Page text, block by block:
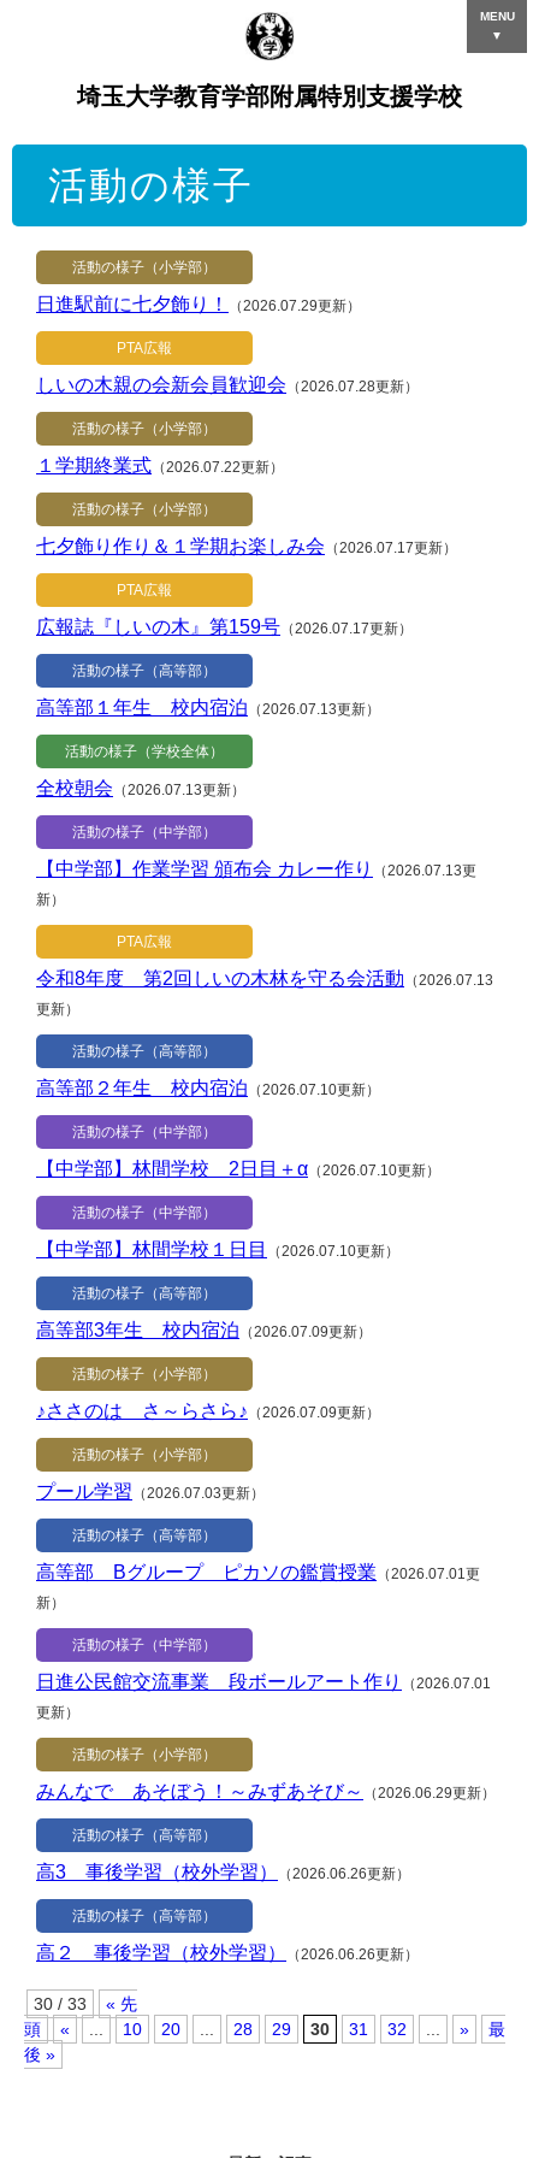
埼玉大学教育学部附属特別支援学校
MENU
▼
活動の様子
活動の様子（小学部）
日進駅前に七夕飾り！ （2026.07.29更新）
PTA広報
しいの木親の会新会員歓迎会 （2026.07.28更新）
活動の様子（小学部）
１学期終業式 （2026.07.22更新）
活動の様子（小学部）
七夕飾り作り＆１学期お楽しみ会 （2026.07.17更新）
PTA広報
広報誌『しいの木』第159号 （2026.07.17更新）
活動の様子（高等部）
高等部１年生 校内宿泊 （2026.07.13更新）
活動の様子（学校全体）
全校朝会 （2026.07.13更新）
活動の様子（中学部）
【中学部】作業学習 頒布会 カレー作り
（2026.07.13更
新）
PTA広報
令和8年度 第2回しいの木林を守る会活動 （2026.07.13
更新）
活動の様子（高等部）
高等部２年生 校内宿泊 （2026.07.10更新）
活動の様子（中学部）
【中学部】林間学校 2日目＋α （2026.07.10更新）
活動の様子（中学部）
【中学部】林間学校１日目 （2026.07.10更新）
活動の様子（高等部）
高等部3年生 校内宿泊 （2026.07.09更新）
活動の様子（小学部）
♪ささのは さ～らさら♪ （2026.07.09更新）
活動の様子（小学部）
プール学習 （2026.07.03更新）
活動の様子（高等部）
高等部 Bグループ ピカソの鑑賞授業 （2026.07.01更
新）
活動の様子（中学部）
日進公民館交流事業 段ボールアート作り
（2026.07.01
更新）
活動の様子（小学部）
みんなで あそぼう！～みずあそび～ （2026.06.29更新）
活動の様子（高等部）
高3 事後学習（校外学習） （2026.06.26更新）
活動の様子（高等部）
高２ 事後学習（校外学習） （2026.06.26更新）
30 / 33
« 先
頭
« 10 20 28 29 30 31 32 »
最
後 »